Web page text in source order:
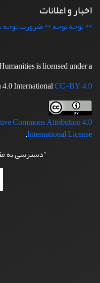
اخبار و اعلانات
** توجه توجه ** ضرورت توجه
is licensed under a
InternationalCC-BY 4.0
Commons Attribution 4.0
International License
.
"دسترسی به